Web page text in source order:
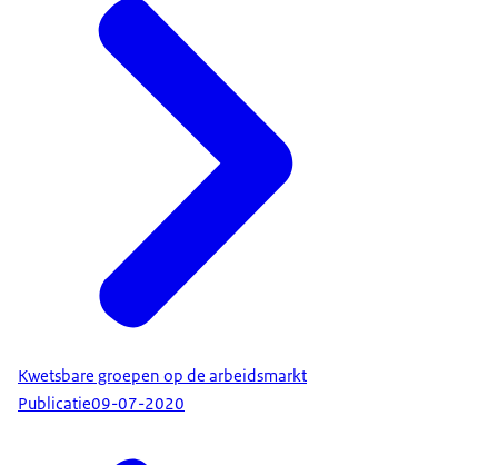
Kwetsbare groepen op de arbeidsmarkt
Publicatie09-07-2020